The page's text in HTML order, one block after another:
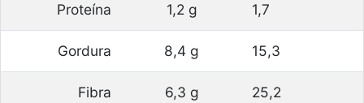
Proteína 1,2 g 1,7
Gordura 8,4 g 15,3
Fibra 6,3 g 25,2